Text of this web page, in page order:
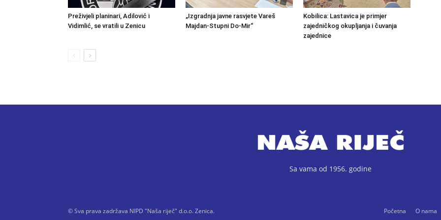
Preživjeli planinari, Adilović i
Vidimlić, se vratili u Zenicu
„Izgradnja javne rasvjete Vareš
Majdan-Stupni Do-Mir“
Kobilica: Lastavica je primjer
zajedničkog okupljanja i čuvanja
zajednice
Sa vama od 1956. godine
Početna O nama
© Sva prava zadržava NIPD "Naša riječ" d.o.o. Zenica.